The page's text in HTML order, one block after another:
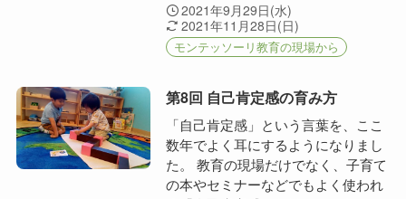
2021年9月29日(水)
2021年11月28日(日)
モンテッソーリ教育の現場から
第8回 自己肯定感の育み方
「自己肯定感」という言葉を、ここ
数年でよく耳にするようになりまし
た。 教育の現場だけでなく、子育て
の本やセミナーなどでもよく使われ